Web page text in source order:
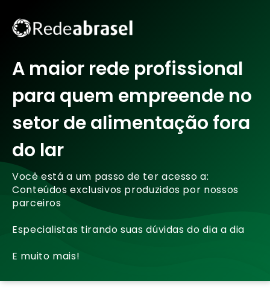
A maior rede profissional
para quem empreende no
setor de alimentação fora
do lar
Você está a um passo de ter acesso a:
Conteúdos exclusivos produzidos por nossos
parceiros
Especialistas tirando suas dúvidas do dia a dia
E muito mais!